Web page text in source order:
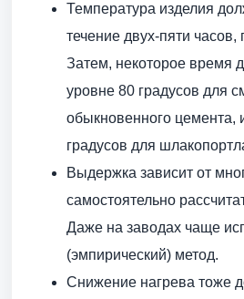
Температура изделия
течение двух-пяти часов,
Затем, некоторое время
уровне 80 градусов для
обыкновенного цемента,
градусов для
Выдержка зависит от
самостоятельно
Даже на заводах чаще
(эмпирический) метод.
Снижение нагрева тоже